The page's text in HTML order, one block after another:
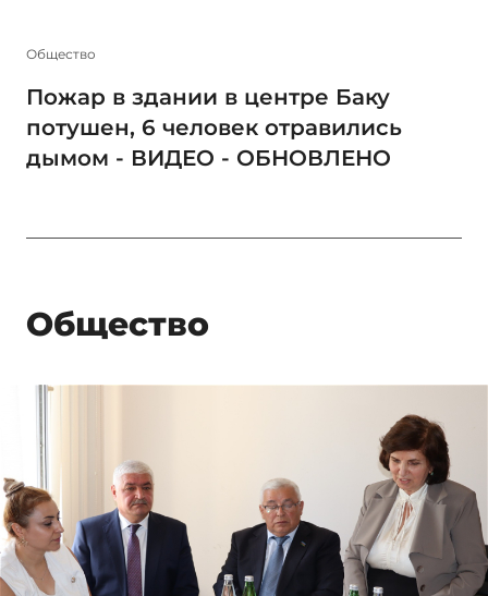
Общество
Пожар в здании в центре Баку
потушен, 6 человек отравились
дымом - ВИДЕО - ОБНОВЛЕНО
Общество